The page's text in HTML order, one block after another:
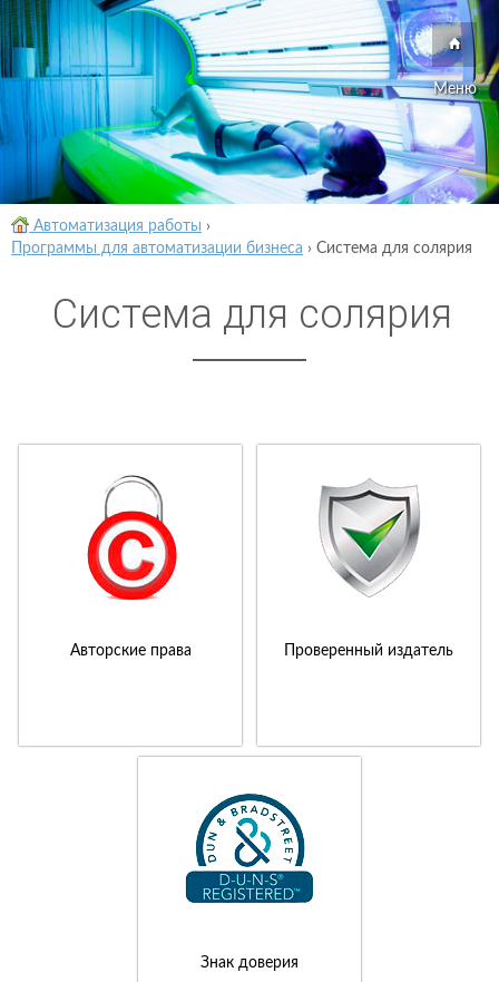
Меню
Автоматизация работы ›
Программы для автоматизации бизнеса › Система для солярия
Система для солярия
Авторские права Проверенный издатель
Знак доверия